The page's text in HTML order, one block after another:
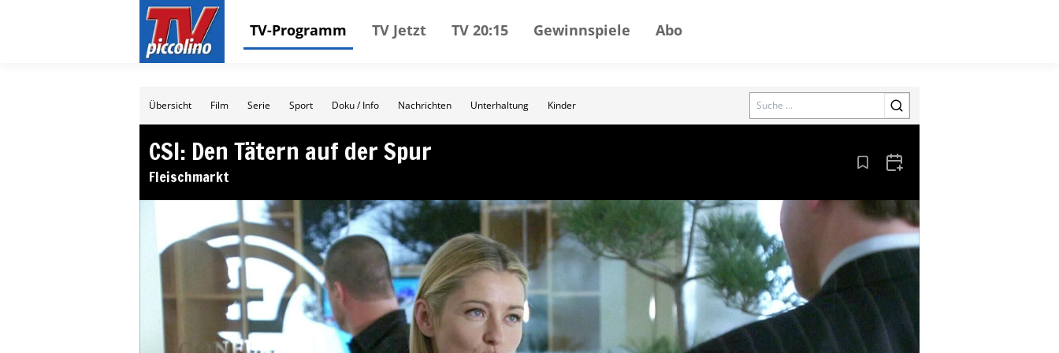
TV-Programm TV Jetzt TV 20:15 Gewinnspiele Abo
Übersicht Film Serie Sport Doku / Info Nachrichten Unterhaltung Kinder Search
CSI: Den Tätern auf der Spur
Fleischmarkt Aus den Lesezeichen entfernen
Zum Kalender hinzufügen